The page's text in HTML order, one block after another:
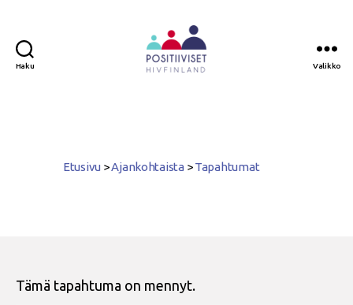
Haku Valikko
Etusivu >Ajankohtaista >Tapahtumat
Tämä tapahtuma on mennyt.